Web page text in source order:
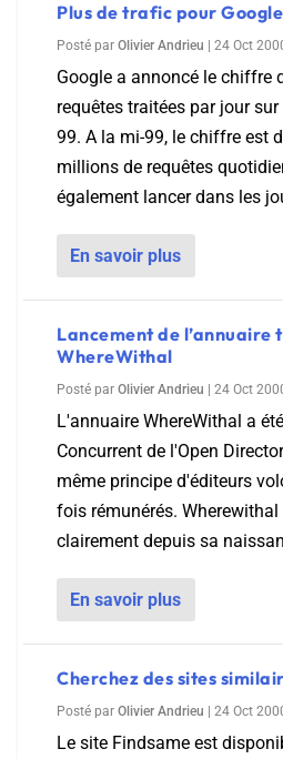
Plus de trafic pour Google
Posté par Olivier Andrieu 24 Oct
Google a annoncé le chiffre
requêtes traitées par jour
99. A la mi-99, le chiffre est
millions de requêtes
également lancer dans les
En savoir plus
Lancement de l’annuaire
WhereWithal
Posté par Olivier Andrieu 24 Oct
L'annuaire WhereWithal a
Concurrent de l'Open
même principe d'éditeurs
fois rémunérés.
clairement depuis sa
En savoir plus
Cherchez des sites
Posté par Olivier Andrieu 24 Oct
Le site Findsame est